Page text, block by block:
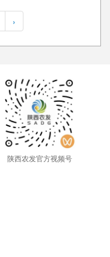
›
陕西农发官方视频号